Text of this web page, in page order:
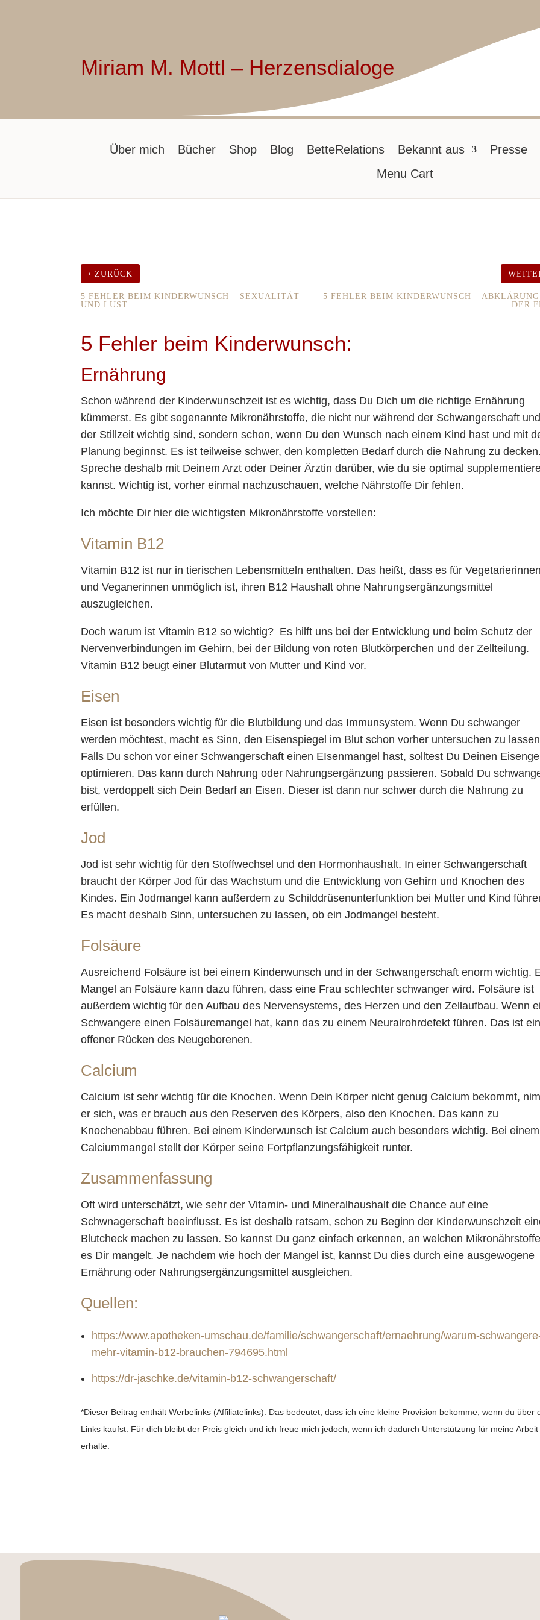
Miriam M. Mottl – Herzensdialoge
Über mich Bücher Shop Blog BetteRelations Bekannt aus Presse
Menu Cart
‹ ZURÜCK
5 FEHLER BEIM KINDERWUNSCH – SEXUALITÄT
UND LUST
5 FEHLER BEIM KINDERWUNSCH –
DER
5 Fehler beim Kinderwunsch:
Ernährung
Schon während der Kinderwunschzeit ist es wichtig, dass Du Dich um die richtige Ernährung
kümmerst. Es gibt sogenannte Mikronährstoffe, die nicht nur während der Schwangerschaft und
der Stillzeit wichtig sind, sondern schon, wenn Du den Wunsch nach einem Kind hast und mit
Planung beginnst. Es ist teilweise schwer, den kompletten Bedarf durch die Nahrung zu decken.
Spreche deshalb mit Deinem Arzt oder Deiner Ärztin darüber, wie du sie optimal
kannst. Wichtig ist, vorher einmal nachzuschauen, welche Nährstoffe Dir fehlen.
Ich möchte Dir hier die wichtigsten Mikronährstoffe vorstellen:
Vitamin B12
Vitamin B12 ist nur in tierischen Lebensmitteln enthalten. Das heißt, dass es für Vegetarierinnen
und Veganerinnen unmöglich ist, ihren B12 Haushalt ohne Nahrungsergänzungsmittel
auszugleichen.
Doch warum ist Vitamin B12 so wichtig? Es hilft uns bei der Entwicklung und beim Schutz der
Nervenverbindungen im Gehirn, bei der Bildung von roten Blutkörperchen und der Zellteilung.
Vitamin B12 beugt einer Blutarmut von Mutter und Kind vor.
Eisen
Eisen ist besonders wichtig für die Blutbildung und das Immunsystem. Wenn Du schwanger
werden möchtest, macht es Sinn, den Eisenspiegel im Blut schon vorher untersuchen zu
Falls Du schon vor einer Schwangerschaft einen EIsenmangel hast, solltest Du Deinen
optimieren. Das kann durch Nahrung oder Nahrungsergänzung passieren. Sobald Du
bist, verdoppelt sich Dein Bedarf an Eisen. Dieser ist dann nur schwer durch die Nahrung zu
erfüllen.
Jod
Jod ist sehr wichtig für den Stoffwechsel und den Hormonhaushalt. In einer Schwangerschaft
braucht der Körper Jod für das Wachstum und die Entwicklung von Gehirn und Knochen des
Kindes. Ein Jodmangel kann außerdem zu Schilddrüsenunterfunktion bei Mutter und Kind
Es macht deshalb Sinn, untersuchen zu lassen, ob ein Jodmangel besteht.
Folsäure
Ausreichend Folsäure ist bei einem Kinderwunsch und in der Schwangerschaft enorm wichtig.
Mangel an Folsäure kann dazu führen, dass eine Frau schlechter schwanger wird. Folsäure ist
außerdem wichtig für den Aufbau des Nervensystems, des Herzen und den Zellaufbau. Wenn
Schwangere einen Folsäuremangel hat, kann das zu einem Neuralrohrdefekt führen. Das ist ein
offener Rücken des Neugeborenen.
Calcium
Calcium ist sehr wichtig für die Knochen. Wenn Dein Körper nicht genug Calcium bekommt,
er sich, was er brauch aus den Reserven des Körpers, also den Knochen. Das kann zu
Knochenabbau führen. Bei einem Kinderwunsch ist Calcium auch besonders wichtig. Bei einem
Calciummangel stellt der Körper seine Fortpflanzungsfähigkeit runter.
Zusammenfassung
Oft wird unterschätzt, wie sehr der Vitamin- und Mineralhaushalt die Chance auf eine
Schwnagerschaft beeinflusst. Es ist deshalb ratsam, schon zu Beginn der Kinderwunschzeit
Blutcheck machen zu lassen. So kannst Du ganz einfach erkennen, an welchen
es Dir mangelt. Je nachdem wie hoch der Mangel ist, kannst Du dies durch eine ausgewogene
Ernährung oder Nahrungsergänzungsmittel ausgleichen.
Quellen:
https://www.apotheken-umschau.de/familie/schwangerschaft/ernaehrung/warum-
mehr-vitamin-b12-brauchen-794695.html
https://dr-jaschke.de/vitamin-b12-schwangerschaft/
*Dieser Beitrag enthält Werbelinks (Affiliatelinks). Das bedeutet, dass ich eine kleine Provision bekomme, wenn du über
Links kaufst. Für dich bleibt der Preis gleich und ich freue mich jedoch, wenn ich dadurch Unterstützung für meine Arbeit
erhalte.